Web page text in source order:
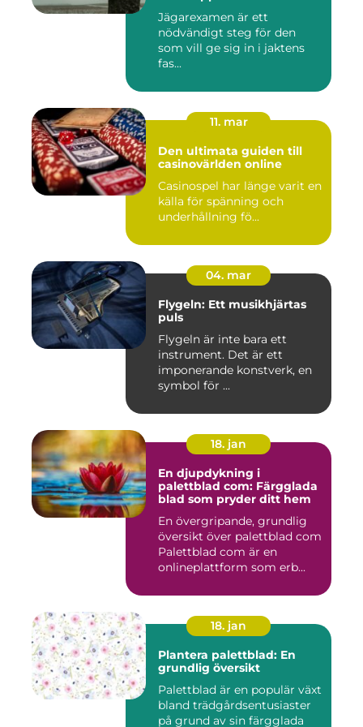
Jägarexamen är ett
nödvändigt steg för den
som vill ge sig in i jaktens
fas...
11. mar
Den ultimata guiden till
casinovärlden online
Casinospel har länge varit en
källa för spänning och
underhållning fö...
04. mar
Flygeln: Ett musikhjärtas
puls
Flygeln är inte bara ett
instrument. Det är ett
imponerande konstverk, en
symbol för ...
18. jan
En djupdykning i
palettblad com: Färgglada
blad som pryder ditt hem
En övergripande, grundlig
översikt över palettblad com
Palettblad com är en
onlineplattform som erb...
18. jan
Plantera palettblad: En
grundlig översikt
Palettblad är en populär växt
bland trädgårdsentusiaster
på grund av sin färgglada